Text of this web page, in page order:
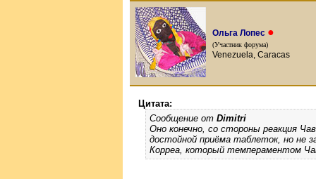
Ольга Лопес ●
(Участник форума)
Venezuela, Caracas
Цитата:
Сообщение от Dimitri
Оно конечно, со стороны реакция
достойной приёма таблеток, но не
Корреа, который темпераментом